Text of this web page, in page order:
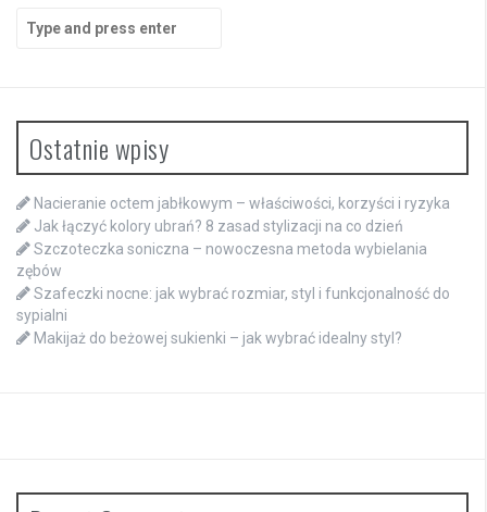
for:
Ostatnie wpisy
Nacieranie octem jabłkowym – właściwości, korzyści i ryzyka
Jak łączyć kolory ubrań? 8 zasad stylizacji na co dzień
Szczoteczka soniczna – nowoczesna metoda wybielania
zębów
Szafeczki nocne: jak wybrać rozmiar, styl i funkcjonalność do
sypialni
Makijaż do beżowej sukienki – jak wybrać idealny styl?